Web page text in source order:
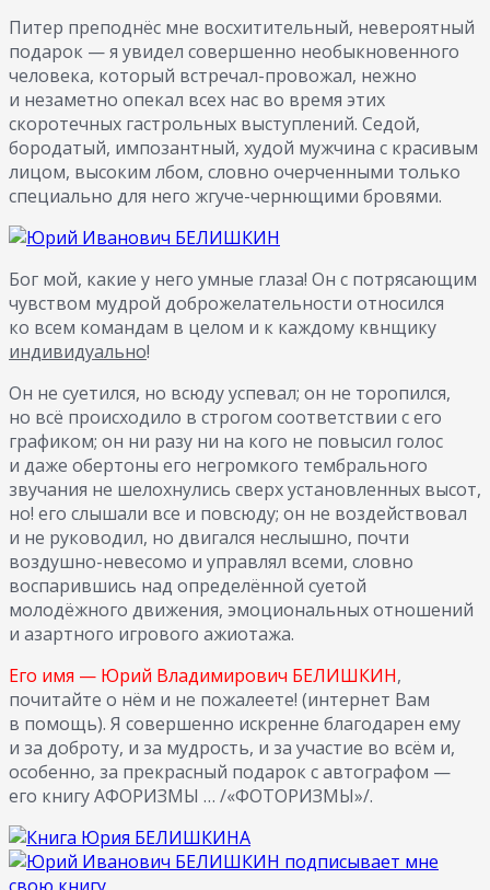
Питер преподнёс мне восхитительный, невероятный
подарок — я увидел совершенно необыкновенного
человека, который встречал-провожал, нежно
и незаметно опекал всех нас во время этих
скоротечных гастрольных выступлений. Седой,
бородатый, импозантный, худой мужчина с красивым
лицом, высоким лбом, словно очерченными только
специально для него жгуче-чернющими бровями.
Бог мой, какие у него умные глаза! Он с потрясающим
чувством мудрой доброжелательности относился
ко всем командам в целом и к каждому квнщику
индивидуально!
Он не суетился, но всюду успевал; он не торопился,
но всё происходило в строгом соответствии с его
графиком; он ни разу ни на кого не повысил голос
и даже обертоны его негромкого тембрального
звучания не шелохнулись сверх установленных высот,
но! его слышали все и повсюду; он не воздействовал
и не руководил, но двигался неслышно, почти
воздушно-невесомо и управлял всеми, словно
воспарившись над определённой суетой
молодёжного движения, эмоциональных отношений
и азартного игрового ажиотажа.
Его имя — Юрий Владимирович БЕЛИШКИН,
почитайте о нём и не пожалеете! (интернет Вам
в помощь). Я совершенно искренне благодарен ему
и за доброту, и за мудрость, и за участие во всём и,
особенно, за прекрасный подарок с автографом —
его книгу АФОРИЗМЫ … /«ФОТОРИЗМЫ»/.